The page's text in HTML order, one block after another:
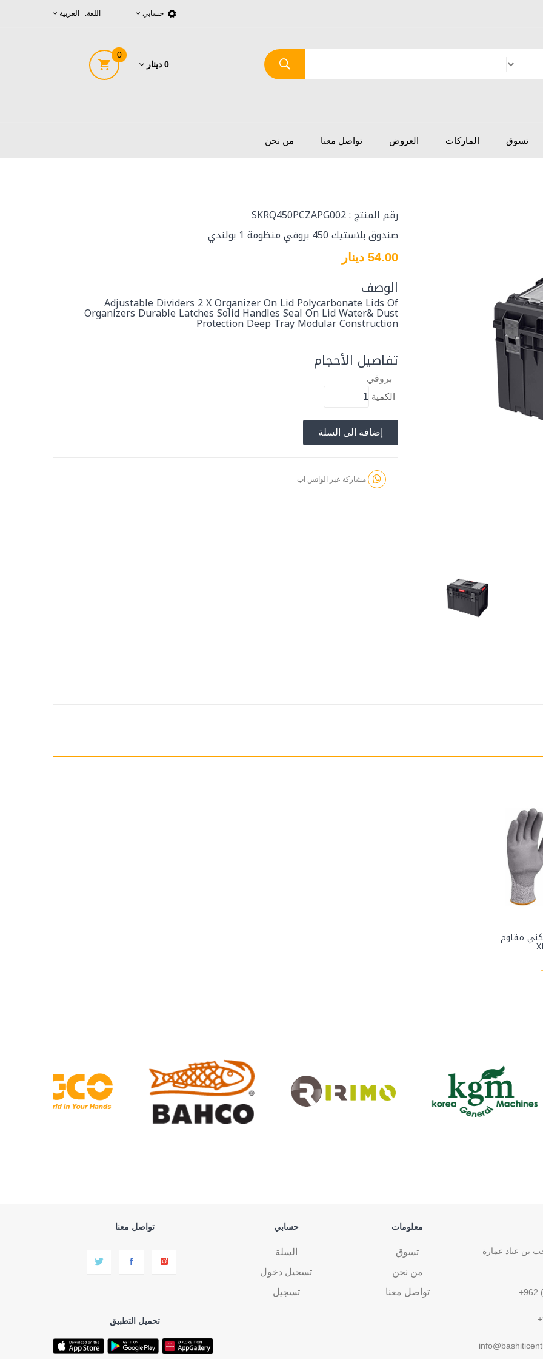
اللغة: العربية حسابي
0
0 دينار
تسوق الماركات العروض تواصل معنا من نحن
رقم المنتج : SKRQ450PCZAPG002
صندوق بلاستيك 450 بروفي منظومة 1 بولندي
54.00 دينار
الوصف
Adjustable Dividers 2 X Organizer On Lid Polycarbonate Lids Of
Organizers Durable Latches Solid Handles Seal On Lid Water& Dust
Protection Deep Tray Modular Construction
تفاصيل الأحجام
بروفي
الكمية
إضافة الى السلة
مشاركة عبر الواتس اب
مقاوم
بن عباد عمارة
+962
معلومات
تسوق
من نحن
تواصل معنا
حسابي
السلة
تسجيل دخول
تسجيل
تواصل معنا
تحميل التطبيق